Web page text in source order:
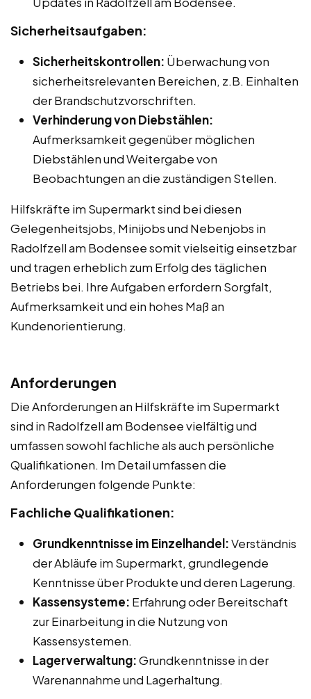
Sicherheitsaufgaben:
Sicherheitskontrollen: Überwachung von
sicherheitsrelevanten Bereichen, z.B. Einhalten
der Brandschutzvorschriften.
Verhinderung von Diebstählen:
Aufmerksamkeit gegenüber möglichen
Diebstählen und Weitergabe von
Beobachtungen an die zuständigen Stellen.
Hilfskräfte im Supermarkt sind bei diesen
Gelegenheitsjobs, Minijobs und Nebenjobs in
Radolfzell am Bodensee somit vielseitig einsetzbar
und tragen erheblich zum Erfolg des täglichen
Betriebs bei. Ihre Aufgaben erfordern Sorgfalt,
Aufmerksamkeit und ein hohes Maß an
Kundenorientierung.
Anforderungen
Die Anforderungen an Hilfskräfte im Supermarkt
sind in Radolfzell am Bodensee vielfältig und
umfassen sowohl fachliche als auch persönliche
Qualifikationen. Im Detail umfassen die
Anforderungen folgende Punkte:
Fachliche Qualifikationen:
Grundkenntnisse im Einzelhandel:Verständnis
der Abläufe im Supermarkt, grundlegende
Kenntnisse über Produkte und deren Lagerung.
Kassensysteme: Erfahrung oder Bereitschaft
zur Einarbeitung in die Nutzung von
Kassensystemen.
Lagerverwaltung:Grundkenntnisse in der
Warenannahme und Lagerhaltung.